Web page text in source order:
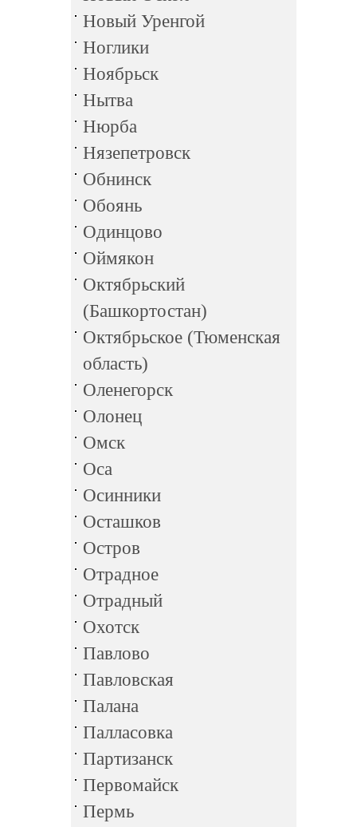
Новый Уренгой
Ноглики
Ноябрьск
Нытва
Нюрба
Нязепетровск
Обнинск
Обоянь
Одинцово
Оймякон
Октябрьский
(Башкортостан)
Октябрьское (Тюменская
область)
Оленегорск
Олонец
Омск
Оса
Осинники
Осташков
Остров
Отрадное
Отрадный
Охотск
Павлово
Павловская
Палана
Палласовка
Партизанск
Первомайск
Пермь